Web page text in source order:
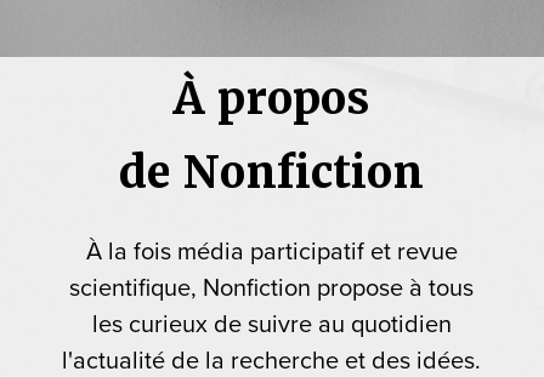
À propos
de Nonfiction
À la fois média participatif et revue
scientifique, Nonfiction propose à tous
les curieux de suivre au quotidien
l'actualité de la recherche et des idées.